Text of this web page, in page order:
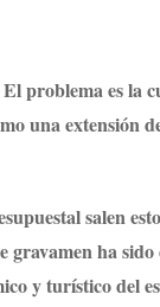
El problema es
una extensión
salen
ha
y turístico del